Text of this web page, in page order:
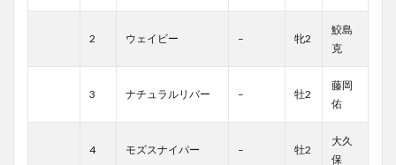
2 ウェイビー – 牝2
鮫島
克
3 ナチュラルリバー – 牡2
藤岡
佑
4 モズスナイパー – 牡2
大久
保